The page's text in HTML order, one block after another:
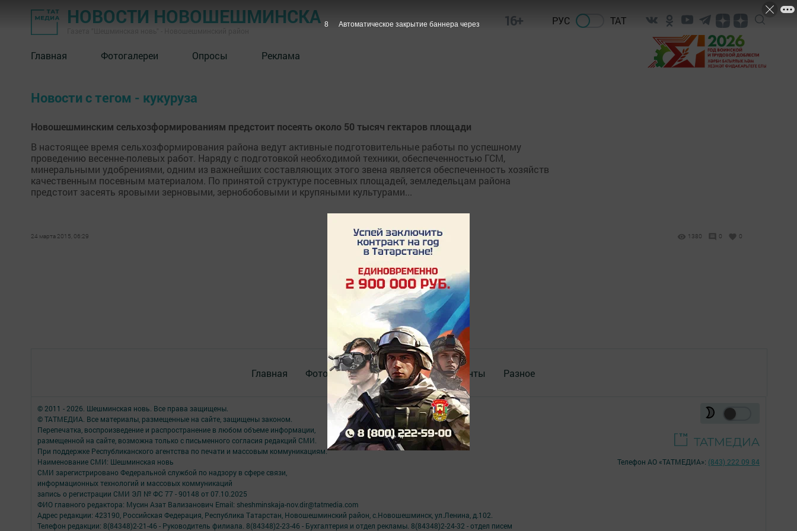
НОВОСТИ НОВОШЕШМИНСКА 16+ РУС ТАТ
Главная Фотогалереи Опросы Реклама
Новости с тегом - кукуруза
Новошешминским сельхозформированиям предстоит посеять около 50 тысяч гектаров площади
В настоящее время сельхозформирования района ведут активные подготовительные работы по успешному
проведению весенне-полевых работ. Наряду с подготовкой необходимой техники, обеспеченностью ГСМ,
минеральными удобрениями, одним из важнейших составляющих этого звена является обеспеченность хозяйств
качественным посевным материалом. По принятой структуре посевных площадей, земледельцам района
предстоит засеять яровыми зерновыми, зернобобовыми и крупяными культурами...
24 марта 2015, 06:29 1380 0 0
Главная Фотогалереи Опросы Документы Разное
© 2011 - 2026. Шешминская новь. Все права защищены.
© ТАТМЕДИА. Все материалы, размещенные на сайте, защищены законом.
Перепечатка, воспроизведение и распространение в любом объеме информации,
размещенной на сайте, возможна только с письменного согласия редакций СМИ.
При поддержке Республиканского агентства по печати и массовым коммуникациям.
Наименование СМИ: Шешминская новь
СМИ зарегистрировано Федеральной службой по надзору в сфере связи,
информационных технологий и массовых коммуникаций
запись о регистрации СМИ ЭЛ № ФС 77 - 90148 от 07.10.2025
ФИО главного редактора: Мусин Азат Вализанович Email: sheshminskaja-nov.dir@tatmedia.com
Адрес редакции: 423190, Российская Федерация, Республика Татарстан, Новошешминский район, с.Новошешминск, ул.Ленина, д.102.
Телефон редакции: 8(84348)2-21-46 - Руководитель филиала. 8(84348)2-23-46 - Бухгалтерия и отдел рекламы. 8(84348)2-24-32 - отдел писем
Телефон АО «ТАТМЕДИА»: (843) 222 09 84
7 Автоматическое закрытие баннера через